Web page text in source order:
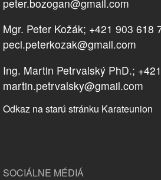
peter.bozogan@gmail.com
Mgr. Peter Kožák; +421 903 618
peci.peterkozak@gmail.com
Ing. Martin Petrvalský PhD.;
martin.petrvalsky@gmail.com
Odkaz na starú stránku Karateunion
SOCIÁLNE MÉDIÁ